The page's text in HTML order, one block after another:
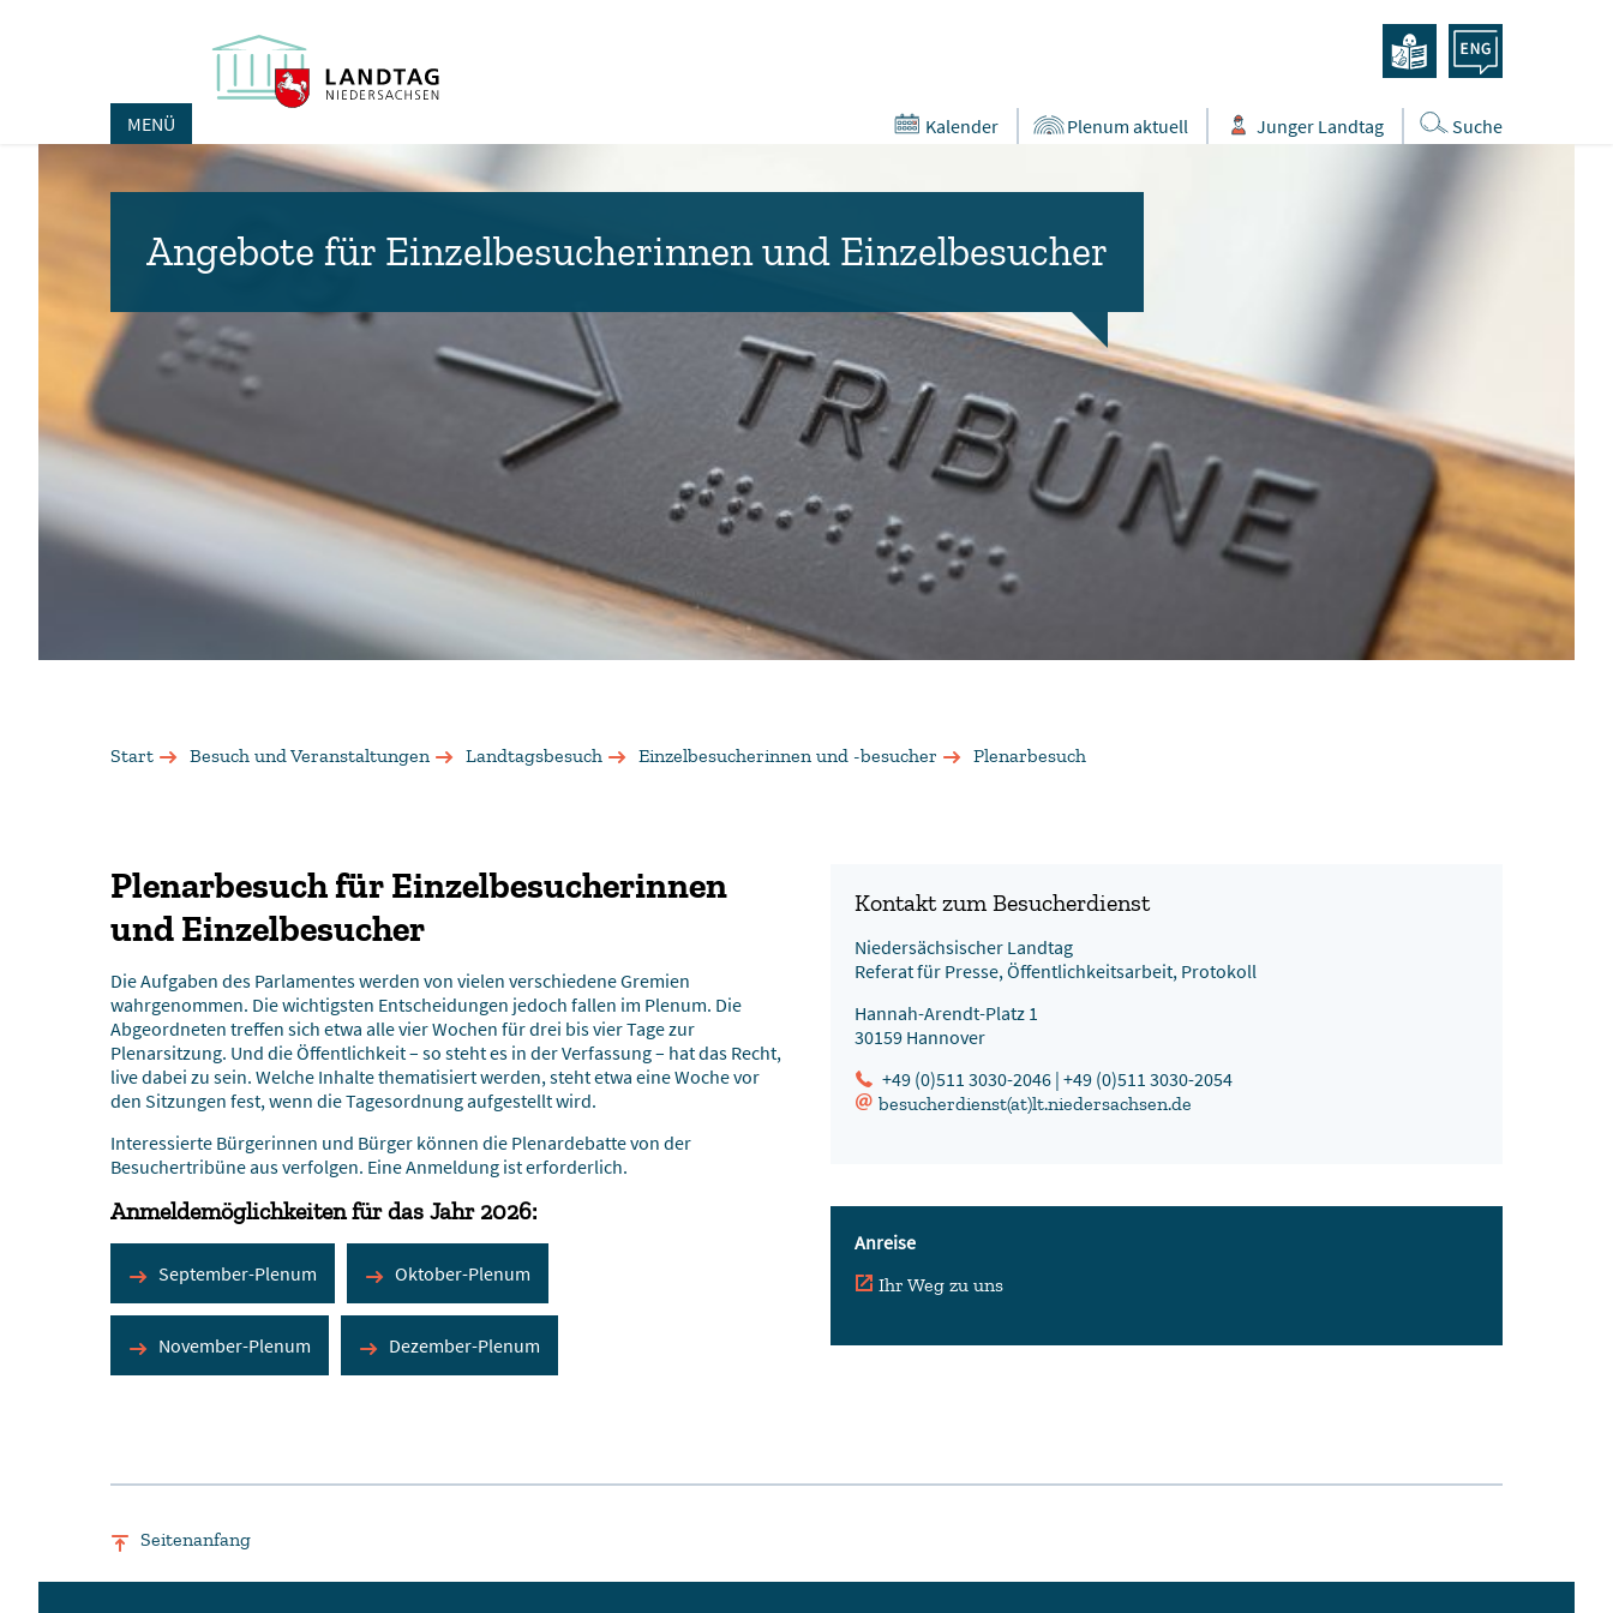
MENÜ Kalender Plenum aktuell Junger Landtag Suche
Angebote für Einzelbesucherinnen und Einzelbesucher
Start Besuch und Veranstaltungen Landtagsbesuch Einzelbesucherinnen und -besucher Plenarbesuch
Plenarbesuch für Einzelbesucherinnen
und Einzelbesucher
Die Aufgaben des Parlamentes werden von vielen verschiedene Gremien
wahrgenommen. Die wichtigsten Entscheidungen jedoch fallen im Plenum. Die
Abgeordneten treffen sich etwa alle vier Wochen für drei bis vier Tage zur
Plenarsitzung. Und die Öffentlichkeit – so steht es in der Verfassung – hat das Recht,
live dabei zu sein. Welche Inhalte thematisiert werden, steht etwa eine Woche vor
den Sitzungen fest, wenn die Tagesordnung aufgestellt wird.
Interessierte Bürgerinnen und Bürger können die Plenardebatte von der
Besuchertribüne aus verfolgen. Eine Anmeldung ist erforderlich.
Anmeldemöglichkeiten für das Jahr 2026:
September-Plenum Oktober-Plenum
November-Plenum Dezember-Plenum
Kontakt zum Besucherdienst
Niedersächsischer Landtag
Referat für Presse, Öffentlichkeitsarbeit, Protokoll
Hannah-Arendt-Platz 1
30159 Hannover
+49 (0)511 3030-2046 | +49 (0)511 3030-2054
besucherdienst(at)lt.niedersachsen.de
Anreise
Ihr Weg zu uns
Seitenanfang